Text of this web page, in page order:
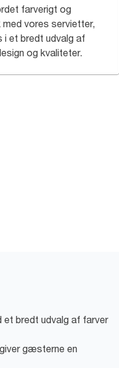
farverigt og
med vores servietter,
i et bredt udvalg af
og kvaliteter.
bredt udvalg af farver
gæsterne en